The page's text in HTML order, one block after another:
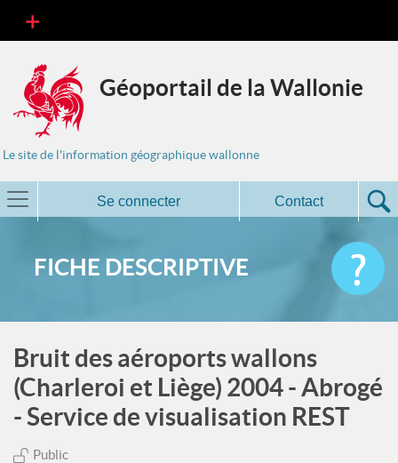
Géoportail de la Wallonie
Le site de l'information géographique wallonne
Se connecter Contact
FICHE DESCRIPTIVE
Bruit des aéroports wallons
(Charleroi et Liège) 2004 - Abrogé
- Service de visualisation REST
Public